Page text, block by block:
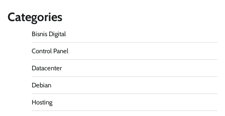
Categories
Bisnis Digital
Control Panel
Datacenter
Debian
Hosting